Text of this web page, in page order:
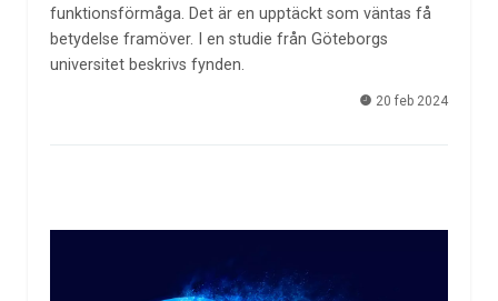
funktionsförmåga. Det är en upptäckt som väntas få
betydelse framöver. I en studie från Göteborgs
universitet beskrivs fynden.
20 feb 2024